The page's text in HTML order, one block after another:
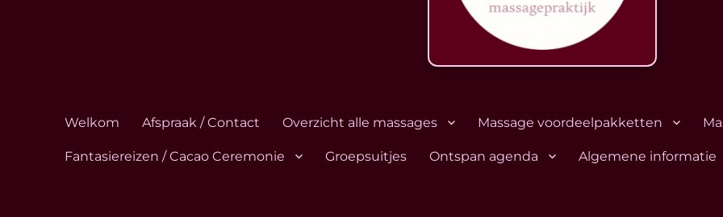
Welkom Afspraak / Contact Overzicht alle massages Massage voordeelpakketten
Fantasiereizen / Cacao Ceremonie Groepsuitjes Ontspan agenda Algemene informatie